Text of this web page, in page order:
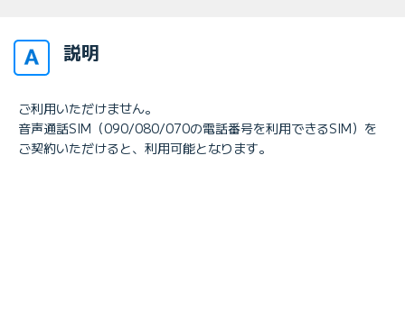
説明
ご利用いただけません。
音声通話SIM（090/080/070の電話番号を利用できるSIM）を
ご契約いただけると、利用可能となります。